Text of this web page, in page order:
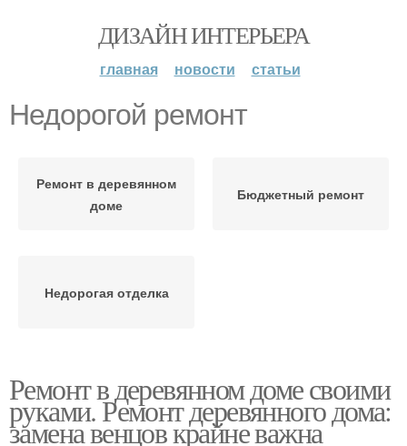
ДИЗАЙН ИНТЕРЬЕРА
главная новости статьи
Недорогой ремонт
Ремонт в деревянном
доме
Бюджетный ремонт
Недорогая отделка
Ремонт в деревянном доме своими
руками. Ремонт деревянного дома:
замена венцов крайне важна